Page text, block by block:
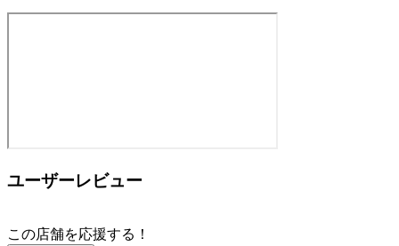
ユーザーレビュー
この店舗を応援する！